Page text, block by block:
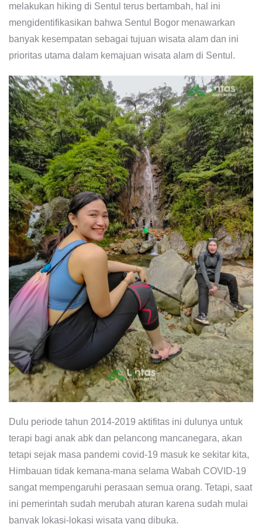
melakukan hiking di Sentul terus bertambah, hal ini
mengidentifikasikan bahwa Sentul Bogor menawarkan
banyak kesempatan sebagai tujuan wisata alam dan ini
prioritas utama dalam kemajuan wisata alam di Sentul.
Dulu periode tahun 2014-2019 aktifitas ini dulunya untuk
terapi bagi anak abk dan pelancong mancanegara, akan
tetapi sejak masa pandemi covid-19 masuk ke sekitar kita,
Himbauan tidak kemana-mana selama Wabah COVID-19
sangat mempengaruhi perasaan semua orang. Tetapi, saat
ini pemerintah sudah merubah aturan karena sudah mulai
banyak lokasi-lokasi wisata yang dibuka.